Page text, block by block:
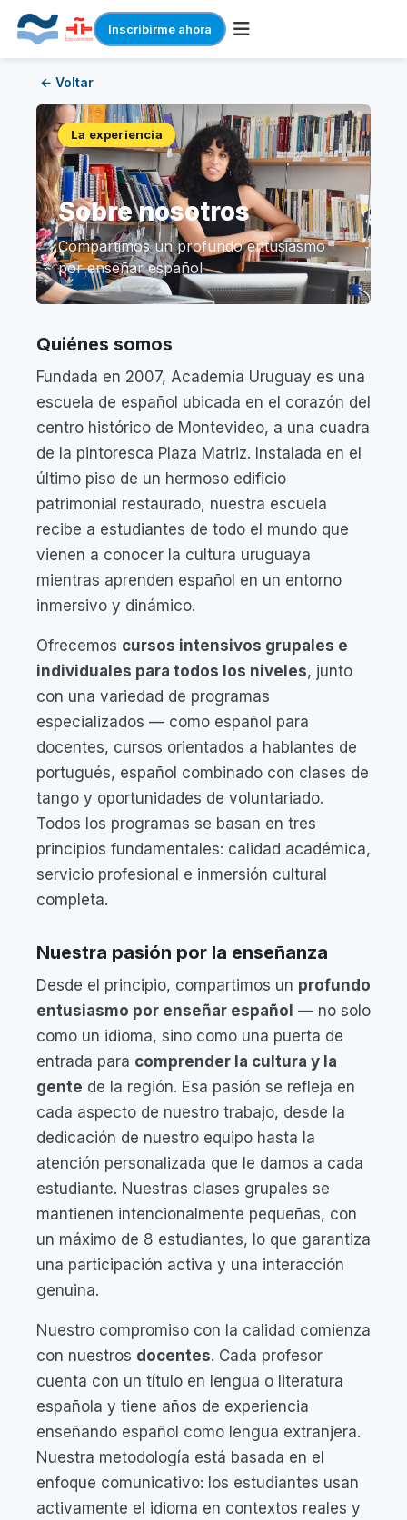
Inscribirme ahora
content
← Voltar
La experiencia
Sobre nosotros
Compartimos un profundo entusiasmo
por enseñar español
Quiénes somos
Fundada en 2007, Academia Uruguay es una
escuela de español ubicada en el corazón del
centro histórico de Montevideo, a una cuadra
de la pintoresca Plaza Matriz. Instalada en el
último piso de un hermoso edificio
patrimonial restaurado, nuestra escuela
recibe a estudiantes de todo el mundo que
vienen a conocer la cultura uruguaya
mientras aprenden español en un entorno
inmersivo y dinámico.
Ofrecemos cursos intensivos grupales e
individuales para todos los niveles, junto
con una variedad de programas
especializados — como español para
docentes, cursos orientados a hablantes de
portugués, español combinado con clases de
tango y oportunidades de voluntariado.
Todos los programas se basan en tres
principios fundamentales: calidad académica,
servicio profesional e inmersión cultural
completa.
Nuestra pasión por la enseñanza
Desde el principio, compartimos un profundo
entusiasmo por enseñar español — no solo
como un idioma, sino como una puerta de
entrada para comprender la cultura y la
gente de la región. Esa pasión se refleja en
cada aspecto de nuestro trabajo, desde la
dedicación de nuestro equipo hasta la
atención personalizada que le damos a cada
estudiante. Nuestras clases grupales se
mantienen intencionalmente pequeñas, con
un máximo de 8 estudiantes, lo que garantiza
una participación activa y una interacción
genuina.
Nuestro compromiso con la calidad comienza
con nuestros docentes. Cada profesor
cuenta con un título en lengua o literatura
española y tiene años de experiencia
enseñando español como lengua extranjera.
Nuestra metodología está basada en el
enfoque comunicativo: los estudiantes usan
activamente el idioma en contextos reales y